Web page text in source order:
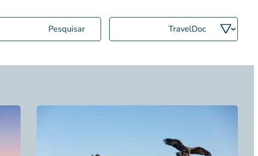
Filtra
por